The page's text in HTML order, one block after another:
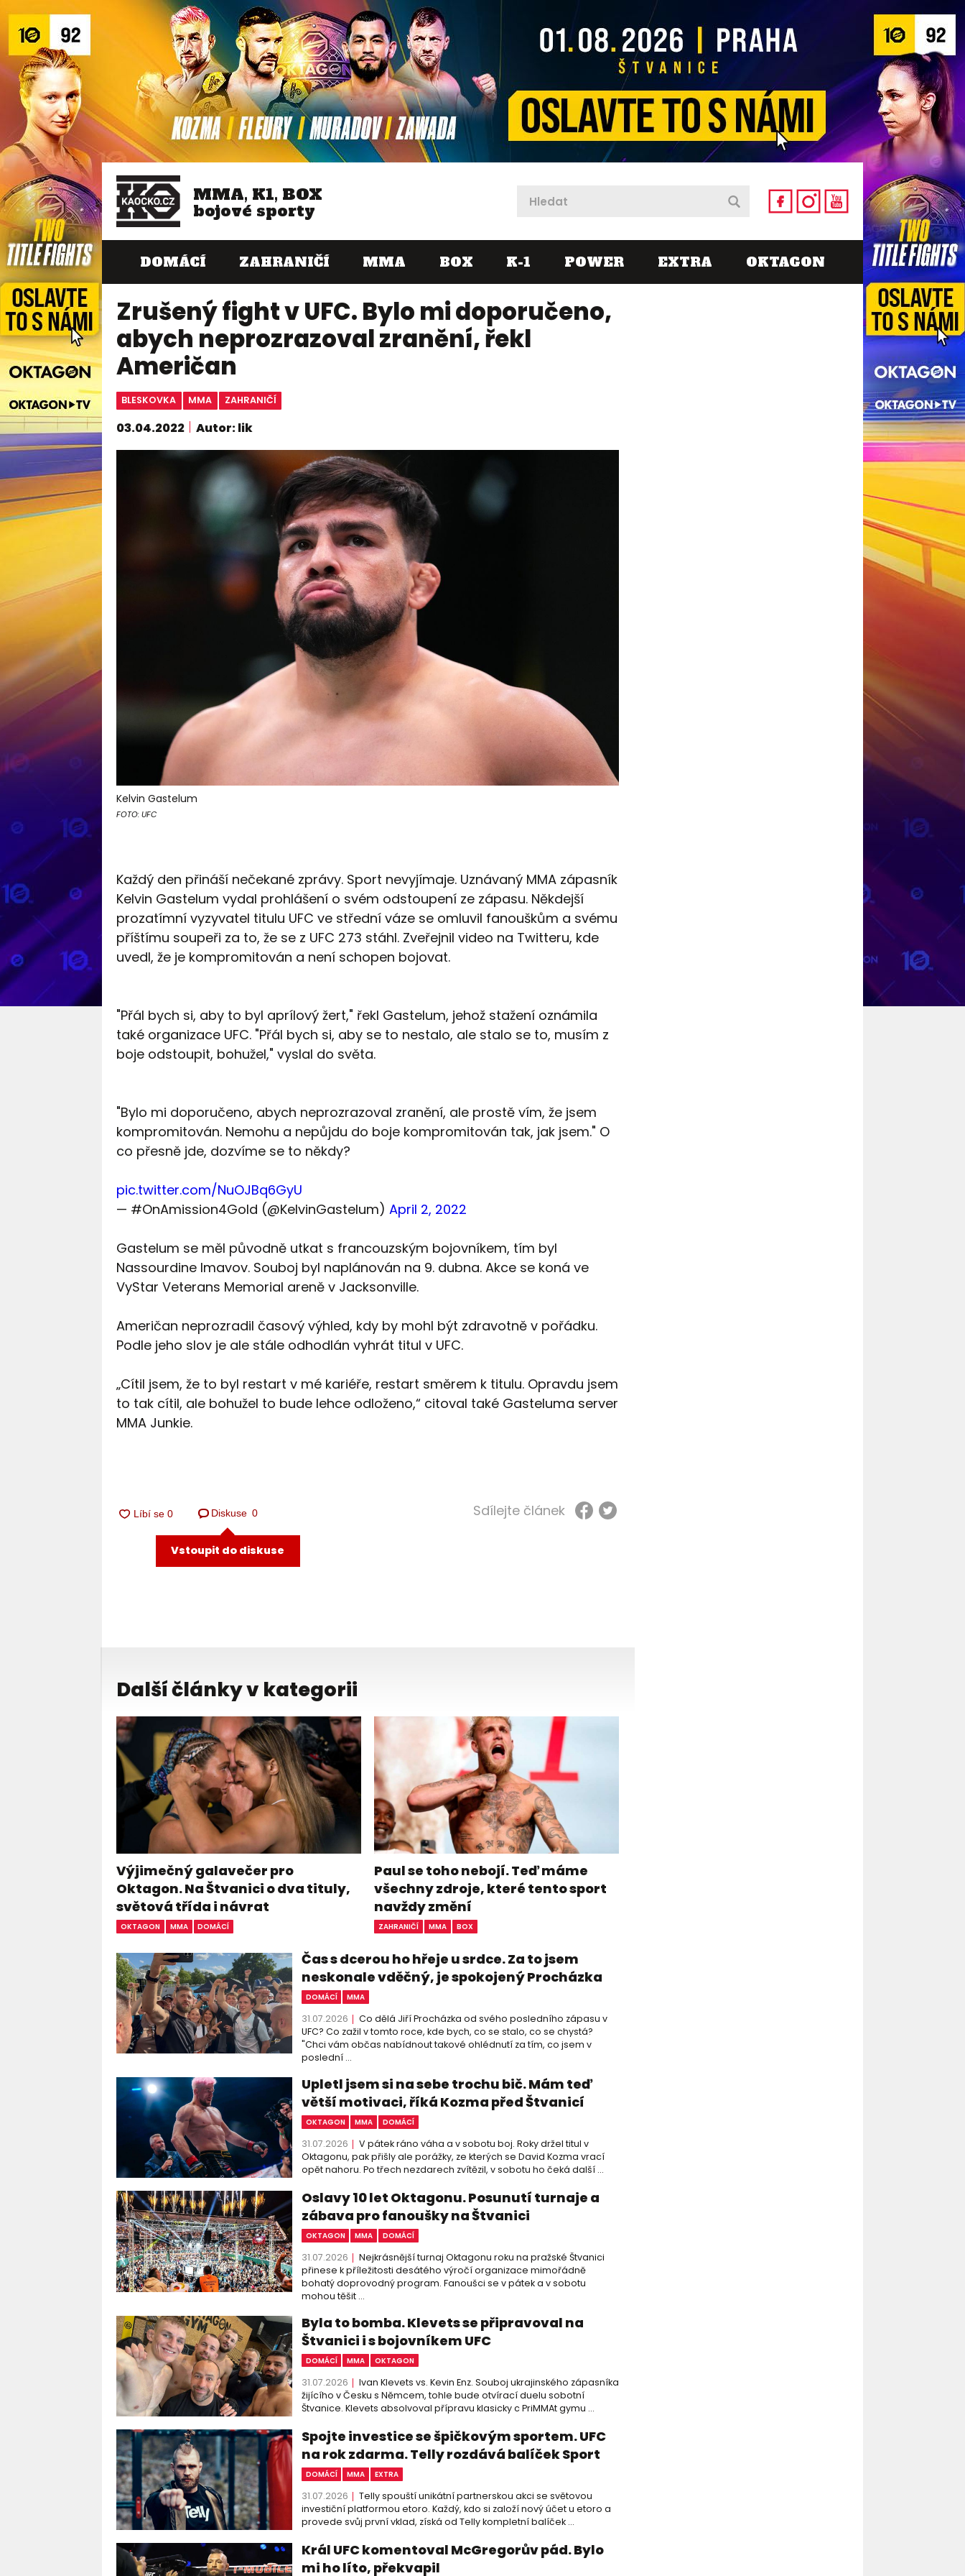
MMA, K1, BOX
bojové sporty
DOMÁCÍ ZAHRANIČÍ MMA BOX K-1 POWER EXTRA OKTAGON
Zrušený fight v UFC. Bylo mi doporučeno,
abych neprozrazoval zranění, řekl
Američan
BLESKOVKA MMA ZAHRANIČÍ
03.04.2022 Autor: lik
Kelvin Gastelum
FOTO: UFC
Každý den přináší nečekané zprávy. Sport nevyjímaje. Uznávaný MMA zápasník
Kelvin Gastelum vydal prohlášení o svém odstoupení ze zápasu. Někdejší
prozatímní vyzyvatel titulu UFC ve střední váze se omluvil fanouškům a svému
příštímu soupeři za to, že se z UFC 273 stáhl. Zveřejnil video na Twitteru, kde
uvedl, že je kompromitován a není schopen bojovat.
"Přál bych si, aby to byl aprílový žert," řekl Gastelum, jehož stažení oznámila
také organizace UFC. "Přál bych si, aby se to nestalo, ale stalo se to, musím z
boje odstoupit, bohužel," vyslal do světa.
"Bylo mi doporučeno, abych neprozrazoval zranění, ale prostě vím, že jsem
kompromitován. Nemohu a nepůjdu do boje kompromitován tak, jak jsem." O
co přesně jde, dozvíme se to někdy?
pic.twitter.com/NuOJBq6GyU
— #OnAmission4Gold (@KelvinGastelum) April 2, 2022
Gastelum se měl původně utkat s francouzským bojovníkem, tím byl
Nassourdine Imavov. Souboj byl naplánován na 9. dubna. Akce se koná ve
VyStar Veterans Memorial areně v Jacksonville.
Američan neprozradil časový výhled, kdy by mohl být zdravotně v pořádku.
Podle jeho slov je ale stále odhodlán vyhrát titul v UFC.
„Cítil jsem, že to byl restart v mé kariéře, restart směrem k titulu. Opravdu jsem
to tak cítil, ale bohužel to bude lehce odloženo,“ citoval také Gasteluma server
MMA Junkie.
Diskuse 0
Vstoupit do diskuse
Sdílejte článek
Další články v kategorii
Výjimečný galavečer pro
Oktagon. Na Štvanici o dva tituly,
světová třída i návrat
OKTAGON MMA DOMÁCÍ
Paul se toho nebojí. Teď máme
všechny zdroje, které tento sport
navždy změní
ZAHRANIČÍ MMA BOX
Čas s dcerou ho hřeje u srdce. Za to jsem
neskonale vděčný, je spokojený Procházka
DOMÁCÍ MMA
31.07.2026
Co dělá Jiří Procházka od svého posledního zápasu v
UFC? Co zažil v tomto roce, kde bych, co se stalo, co se chystá?
"Chci vám občas nabídnout takové ohlédnutí za tím, co jsem v
poslední ...
Upletl jsem si na sebe trochu bič. Mám teď
větší motivaci, říká Kozma před Štvanicí
OKTAGON MMA DOMÁCÍ
31.07.2026
V pátek ráno váha a v sobotu boj. Roky držel titul v
Oktagonu, pak přišly ale porážky, ze kterých se David Kozma vrací
opět nahoru. Po třech nezdarech zvítězil, v sobotu ho čeká další ...
Oslavy 10 let Oktagonu. Posunutí turnaje a
zábava pro fanoušky na Štvanici
OKTAGON MMA DOMÁCÍ
31.07.2026
Nejkrásnější turnaj Oktagonu roku na pražské Štvanici
přinese k příležitosti desátého výročí organizace mimořádně
bohatý doprovodný program. Fanoušci se v pátek a v sobotu
mohou těšit ...
Byla to bomba. Klevets se připravoval na
Štvanici i s bojovníkem UFC
DOMÁCÍ MMA OKTAGON
31.07.2026
Ivan Klevets vs. Kevin Enz. Souboj ukrajinského zápasníka
žijícího v Česku s Němcem, tohle bude otvírací duelu sobotní
Štvanice. Klevets absolvoval přípravu klasicky c PriMMAt gymu ...
Spojte investice se špičkovým sportem. UFC
na rok zdarma. Telly rozdává balíček Sport
DOMÁCÍ MMA EXTRA
31.07.2026
Telly spouští unikátní partnerskou akci se světovou
investiční platformou etoro. Každý, kdo si založí nový účet u etoro a
provede svůj první vklad, získá od Telly kompletní balíček ...
Král UFC komentoval McGregorův pád. Bylo
mi ho líto, překvapil